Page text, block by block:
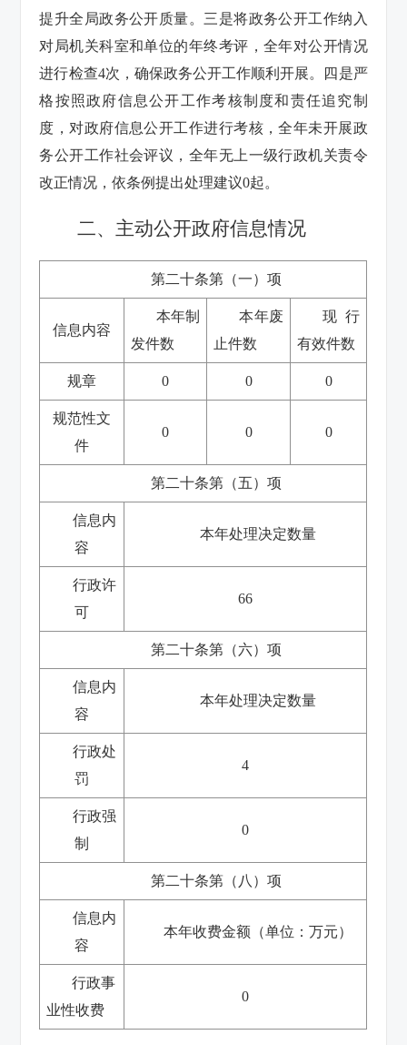
提升全局政务公开质量。三是将政务公开工作纳入
对局机关科室和单位的年终考评，全年对公开情况
进行检查4次，确保政务公开工作顺利开展。四是严
格按照政府信息公开工作考核制度和责任追究制
度，对政府信息公开工作进行考核，全年未开展政
务公开工作社会评议，全年无上一级行政机关责令
改正情况，依条例提出处理建议0起。
二、主动公开政府信息情况
第二十条第（一）项
信息内容
本年制
发件数
本年废
止件数
现行
有效件数
规章 0 0 0
规范性文
件
0 0 0
第二十条第（五）项
信息内
容
本年处理决定数量
行政许
可
66
第二十条第（六）项
信息内
容
本年处理决定数量
行政处
罚
4
行政强
制
0
第二十条第（八）项
信息内
容
本年收费金额（单位：万元）
行政事
业性收费
0